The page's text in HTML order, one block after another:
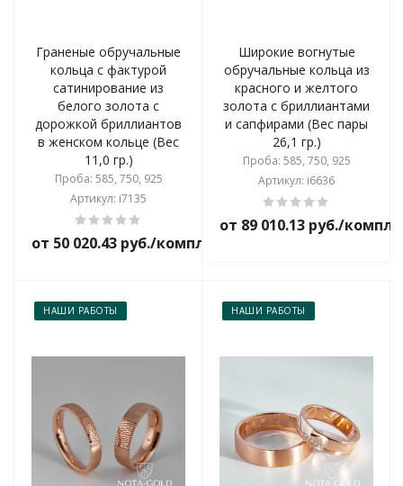
Граненые обручальные
кольца с фактурой
сатинирование из
белого золота с
дорожкой бриллиантов
в женском кольце (Вес
11,0 гр.)
Проба: 585, 750, 925
Артикул: i7135
от 50 020.43 руб./комплект
Широкие вогнутые
обручальные кольца из
красного и желтого
золота с бриллиантами
и сапфирами (Вес пары
26,1 гр.)
Проба: 585, 750, 925
Артикул: i6636
от 89 010.13 руб./
НАШИ РАБОТЫ НАШИ РАБОТЫ